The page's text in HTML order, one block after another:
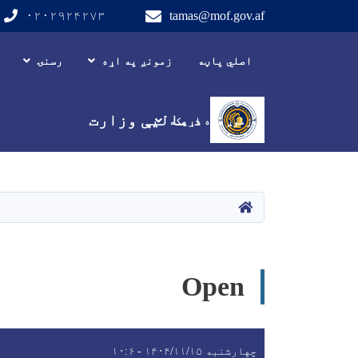
د مالیې وزارت
tamas@mof.gov.af ۰۲۰۲۹۲۴۲۷۳
اصلي پاڼه زمونږ په اړه رسنۍ
زموږ سره اړیکه
HOME
Open
چهارشنبه ۱۴۰۴/۱۱/۱۵ - ۱۰:۶